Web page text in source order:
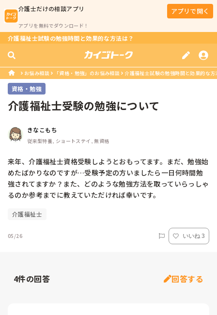
介護士だけの相談アプリ
アプリを無料でダウンロード！
アプリで開く
介護福祉士試験の勉強時間と効果的な方法は？
お悩み相談 「資格・勉強」のお悩み相談 介護福祉士試験の勉強時間と効果的な方
資格・勉強
介護福祉士受験の勉強について
きなこもち
従来型特養, ショートステイ, 無資格
来年、介護福祉士資格受験しようとおもってます。まだ、勉強始
めたばかりなのですが…受験予定の方いましたら一日何時間勉
強されてますか？また、どのような勉強方法を取っていらっしゃ
るのか参考までに教えていただければ幸いです。
介護福祉士
05/26 いいね 3
4件の回答 回答する